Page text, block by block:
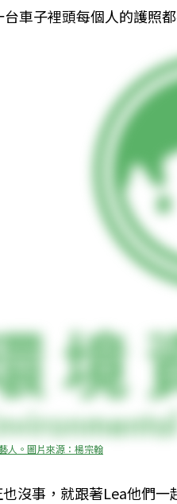
台車子裡頭每個人的護照
人。圖片來源：楊宗翰
沒事，就跟著Lea他們